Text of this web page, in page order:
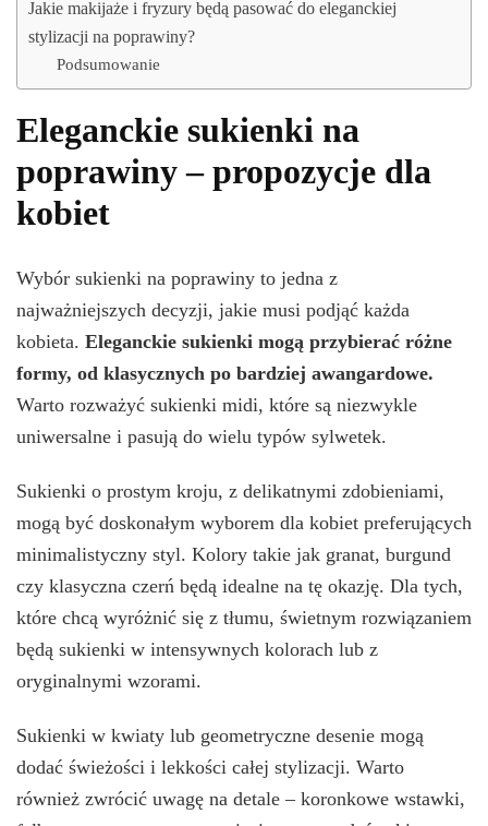
Jakie makijaże i fryzury będą pasować do eleganckiej
stylizacji na poprawiny?
Podsumowanie
Eleganckie sukienki na
poprawiny – propozycje dla
kobiet
Wybór sukienki na poprawiny to jedna z
najważniejszych decyzji, jakie musi podjąć każda
kobieta. Eleganckie sukienki mogą przybierać różne
formy, od klasycznych po bardziej awangardowe.
Warto rozważyć sukienki midi, które są niezwykle
uniwersalne i pasują do wielu typów sylwetek.
Sukienki o prostym kroju, z delikatnymi zdobieniami,
mogą być doskonałym wyborem dla kobiet preferujących
minimalistyczny styl. Kolory takie jak granat, burgund
czy klasyczna czerń będą idealne na tę okazję. Dla tych,
które chcą wyróżnić się z tłumu, świetnym rozwiązaniem
będą sukienki w intensywnych kolorach lub z
oryginalnymi wzorami.
Sukienki w kwiaty lub geometryczne desenie mogą
dodać świeżości i lekkości całej stylizacji. Warto
również zwrócić uwagę na detale – koronkowe wstawki,